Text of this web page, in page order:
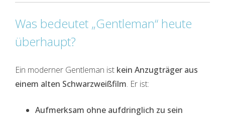
Was bedeutet „Gentleman“ heute
überhaupt?
Ein moderner Gentleman ist kein Anzugträger aus
einem alten Schwarzweißfilm. Er ist:
Aufmerksam ohne aufdringlich zu sein